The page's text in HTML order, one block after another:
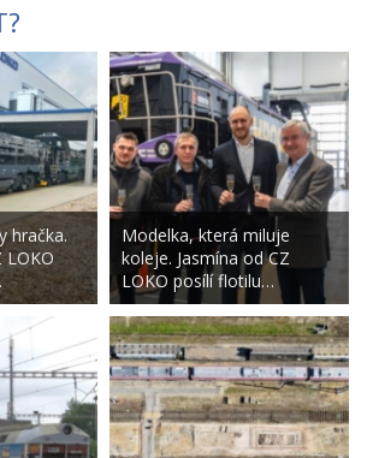
hračka.
LOKO
Modelka, která miluje
koleje. Jasmína od CZ
LOKO posílí flotilu…